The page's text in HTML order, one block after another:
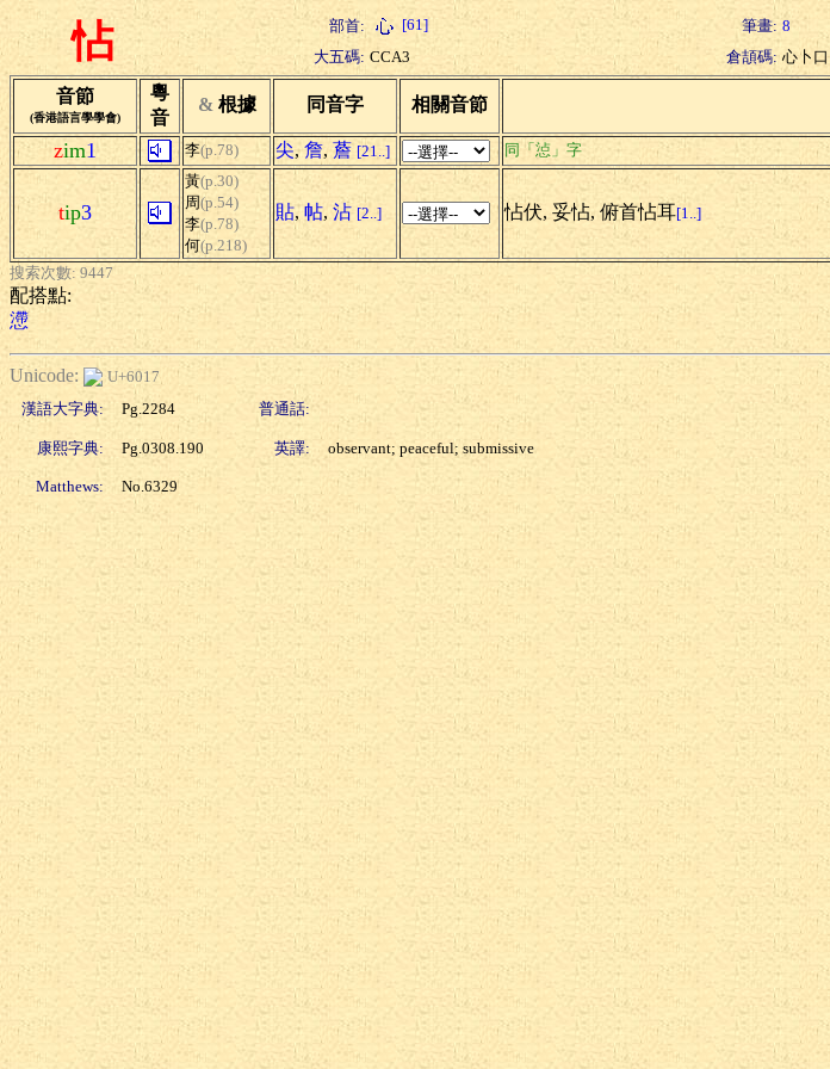
怗 部首: [61] 筆畫: 8
大五碼: CCA3 倉頡碼: 心卜口
音節
(香港語言學學會)
粵
音
& 根據 同音字 相關音節
zim1 李(p.78) 尖, 詹, 薝 [21..] 同「惉」字
tip3
黃(p.30)
周(p.54)
李(p.78)
何(p.218)
貼, 帖, 沾 [2..] 怗伏, 妥怗, 俯首怗耳[1..]
搜索次數: 9447
配搭點:
懘
Unicode:
U+6017
漢語大字典:
Pg.2284 普通話:
康熙字典: Pg.0308.190 英譯: observant; peaceful; submissive
Matthews: No.6329